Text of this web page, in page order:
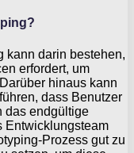
kann darin bestehen,
erfordert, um
hinaus kann
dass Benutzer
das endgültige
Entwicklungsteam
Prozess gut zu